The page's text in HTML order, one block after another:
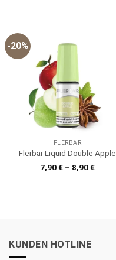
-20%
FLERBAR
Flerbar Liquid Double Apple
7,90€ – 8,90€
KUNDEN HOTLINE